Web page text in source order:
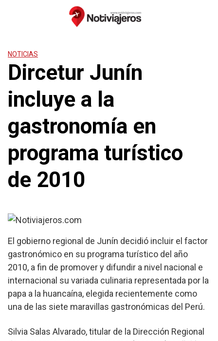
NOTICIAS
Dircetur Junín
incluye a la
gastronomía en
programa turístico
de 2010
El gobierno regional de Junín decidió incluir el factor
gastronómico en su programa turístico del año
2010, a fin de promover y difundir a nivel nacional e
internacional su variada culinaria representada por la
papa a la huancaína, elegida recientemente como
una de las siete maravillas gastronómicas del Perú.
Silvia Salas Alvarado, titular de la Dirección Regional